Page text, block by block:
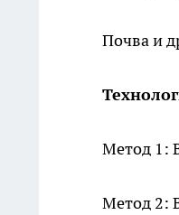
Почва и
Метод 1:
Метод 2: